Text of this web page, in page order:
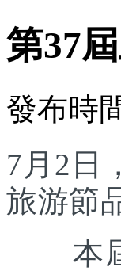
第37
發布時
7月2日
旅游節
本屆